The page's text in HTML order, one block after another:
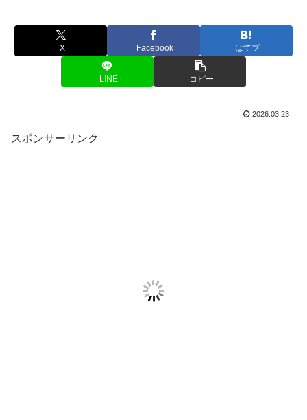
X Facebook はてブ
LINE コピー
2026.03.23
スポンサーリンク